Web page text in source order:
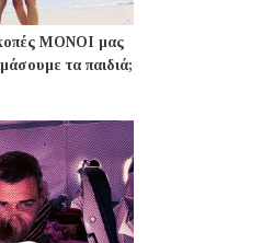
ΜΟΝΟΙ μας
τα παιδιά;